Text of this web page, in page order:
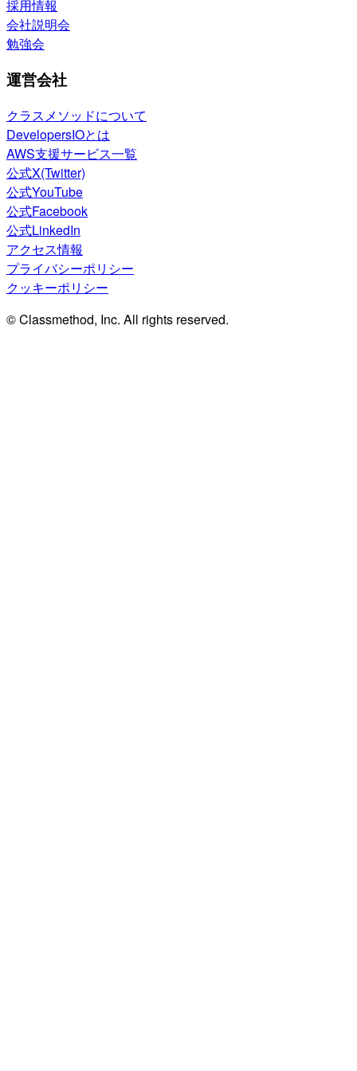
採用情報
会社説明会
勉強会
運営会社
クラスメソッドについて
DevelopersIOとは
AWS支援サービス一覧
公式X(Twitter)
公式YouTube
公式Facebook
公式LinkedIn
アクセス情報
プライバシーポリシー
クッキーポリシー
© Classmethod, Inc. All rights reserved.